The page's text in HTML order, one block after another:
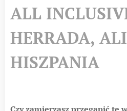
ALL
HERRADA,
HISZPANIA
Czy zamierzasz przegapić tę